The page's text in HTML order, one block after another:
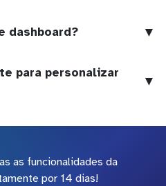
dashboard? ▼
para personalizar
▼
as funcionalidades da
por 14 dias!